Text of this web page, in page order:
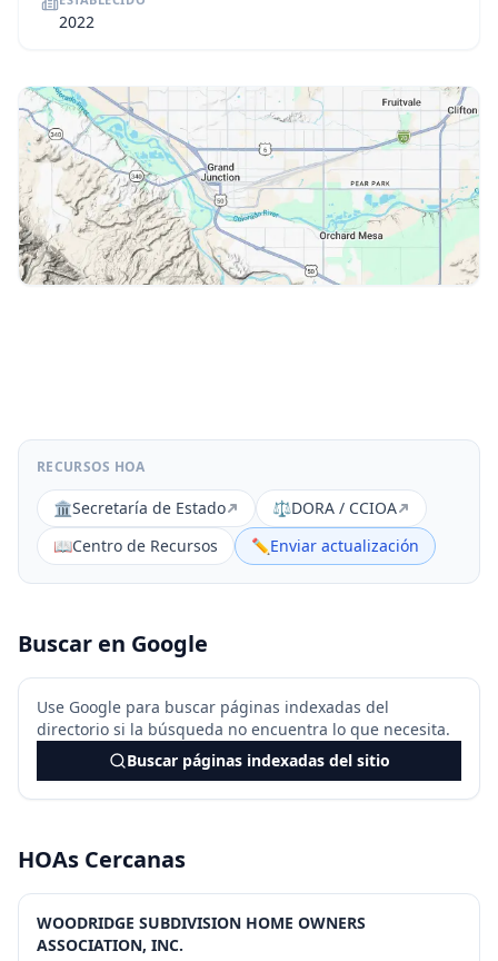
2022
RECURSOS HOA
🏛️Secretaría de Estado ⚖️DORA / CCIOA
📖Centro de Recursos ✏️Enviar actualización
Buscar en Google
Use Google para buscar páginas indexadas del
directorio si la búsqueda no encuentra lo que necesita.
Buscar páginas indexadas del sitio
HOAs Cercanas
WOODRIDGE SUBDIVISION HOME OWNERS
ASSOCIATION, INC.